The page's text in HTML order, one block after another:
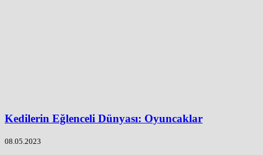
Kedilerin Eğlenceli Dünyası: Oyuncaklar
08.05.2023